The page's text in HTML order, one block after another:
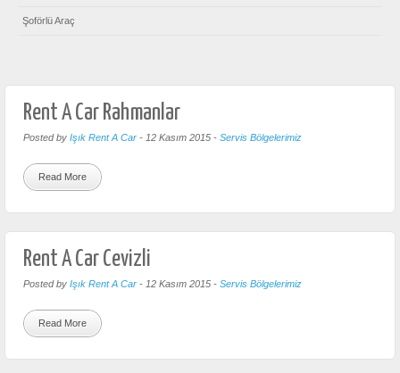
Şoförlü Araç
Rent A Car Rahmanlar
Posted by Işık Rent A Car - 12 Kasım 2015 - Servis Bölgelerimiz
Read More
Rent A Car Cevizli
Posted by Işık Rent A Car - 12 Kasım 2015 - Servis Bölgelerimiz
Read More